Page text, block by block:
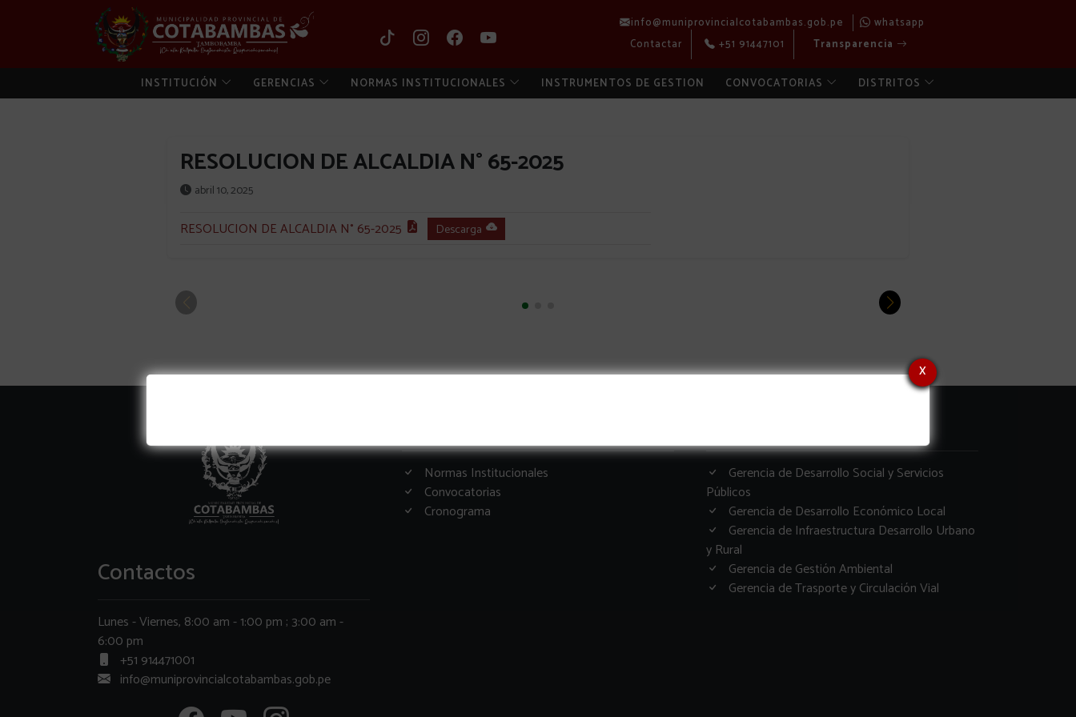
info@muniprovincialcotabambas.gob.pe
whatsapp
Contactar
+51 91447101 Transparencia
INSTITUCIÓN GERENCIAS NORMAS INSTITUCIONALES INSTRUMENTOS DE GESTION CONVOCATORIAS DISTRITOS
RESOLUCION DE ALCALDIA N° 65-2025
abril 10, 2025
RESOLUCION DE ALCALDIA N° 65-2025 Descarga
x
Contactos
Lunes - Viernes, 8:00 am - 1:00 pm ; 3:00 am -
6:00 pm
+51 914471001
info@muniprovincialcotabambas.gob.pe
Normas Institucionales
Convocatorias
Cronograma
Gerencia de Desarrollo Social y Servicios
Públicos
Gerencia de Desarrollo Económico Local
Gerencia de Infraestructura Desarrollo Urbano
y Rural
Gerencia de Gestión Ambiental
Gerencia de Trasporte y Circulación Vial